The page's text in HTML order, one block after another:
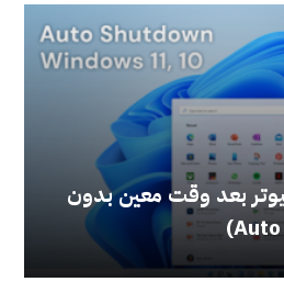
بعد وقت معين بدون